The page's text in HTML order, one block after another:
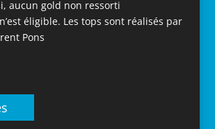
aucun gold non ressorti
éligible. Les tops sont réalisés par
Pons